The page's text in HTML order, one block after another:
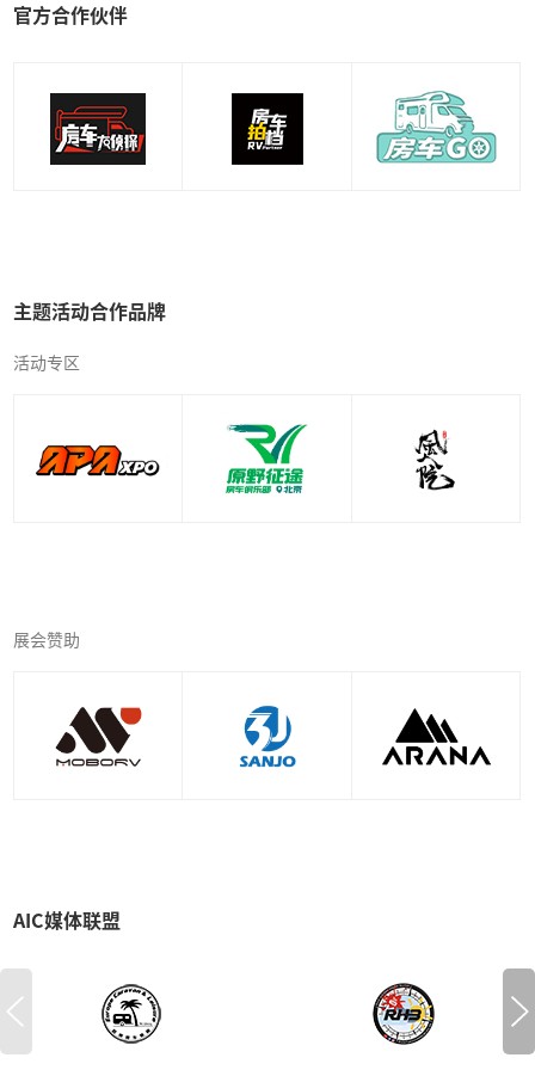
官方合作伙伴
主题活动合作品牌
活动专区
展会赞助
AIC媒体联盟